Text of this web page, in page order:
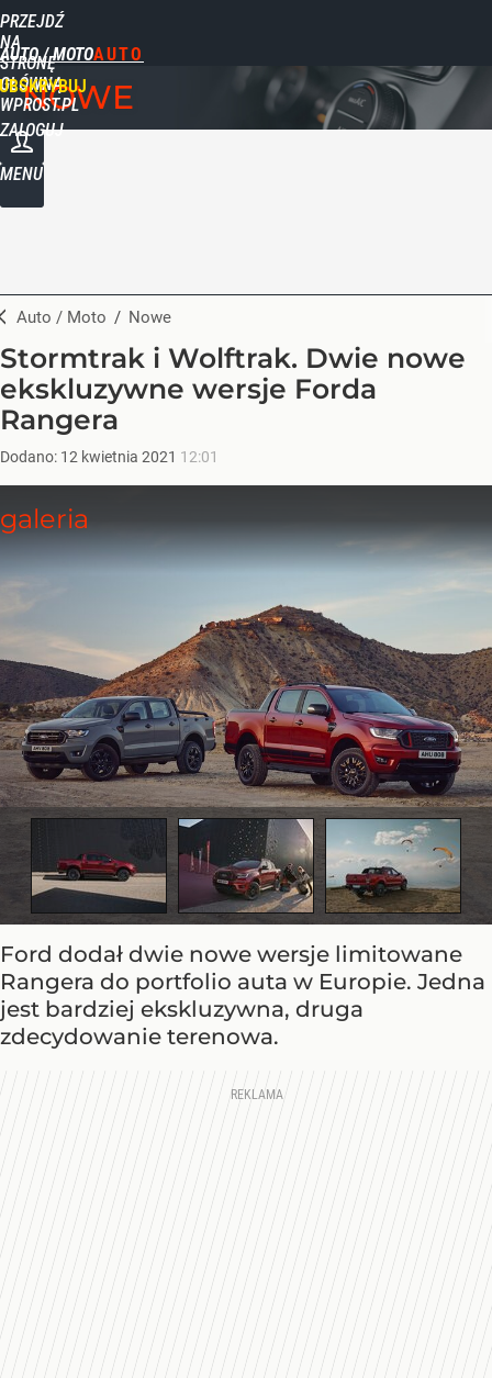
PRZEJDŹ
NA
STRONĘ
GŁÓWNĄ
WPROST.PL
AUTO / MOTO
ZALOGUJ
MENU
NOWE
Auto / Moto / Nowe
Stormtrak i Wolftrak. Dwie nowe
ekskluzywne wersje Forda
Rangera
Dodano: 12 kwietnia 2021 12:01
Ford dodał dwie nowe wersje limitowane
Rangera do portfolio auta w Europie. Jedna
jest bardziej ekskluzywna, druga
zdecydowanie terenowa.